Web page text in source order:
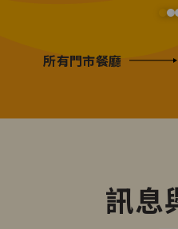
所有門市餐廳
訊息